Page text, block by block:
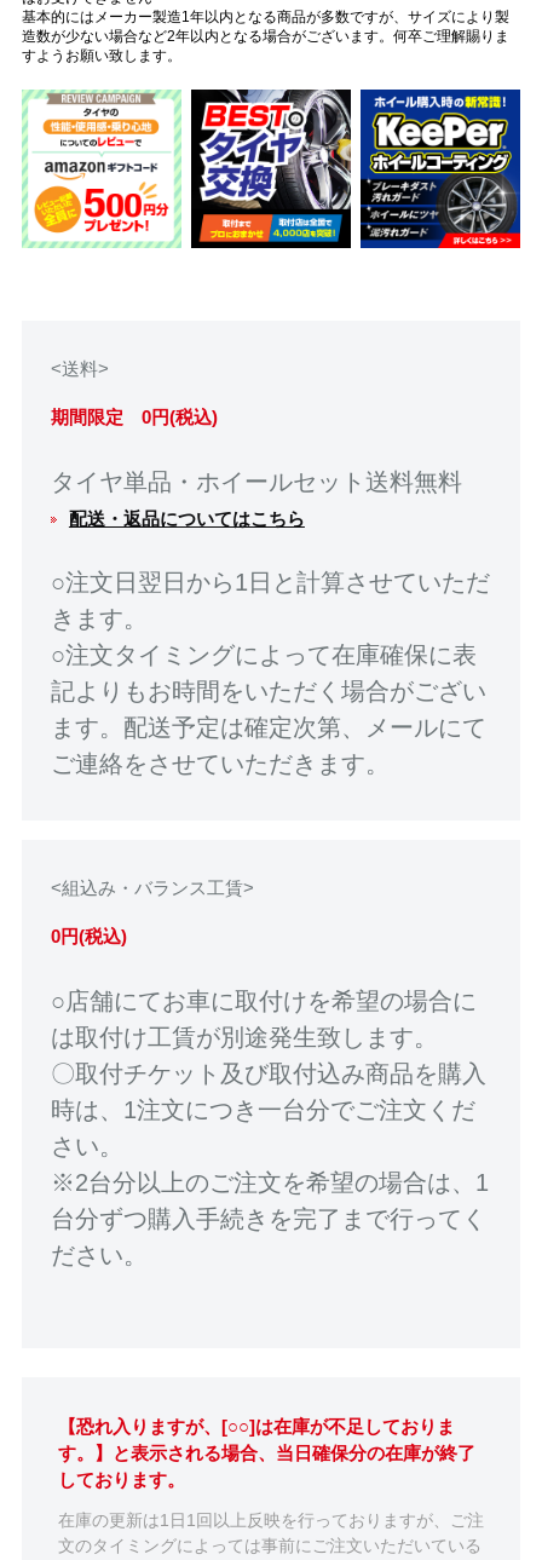
基本的にはメーカー製造1年以内となる商品が多数ですが、サイズにより製
造数が少ない場合など2年以内となる場合がございます。何卒ご理解賜りま
すようお願い致します。
<送料>
期間限定 0円(税込)
タイヤ単品・ホイールセット送料無料
配送・返品についてはこちら
○注文日翌日から1日と計算させていただ
きます。
○注文タイミングによって在庫確保に表
記よりもお時間をいただく場合がござい
ます。配送予定は確定次第、メールにて
ご連絡をさせていただきます。
<組込み・バランス工賃>
0円(税込)
○店舗にてお車に取付けを希望の場合に
は取付け工賃が別途発生致します。
〇取付チケット及び取付込み商品を購入
時は、1注文につき一台分でご注文くだ
さい。
※2台分以上のご注文を希望の場合は、1
台分ずつ購入手続きを完了まで行ってく
ださい。
【恐れ入りますが、[○○]は在庫が不足しておりま
す。】と表示される場合、当日確保分の在庫が終了
しております。
在庫の更新は1日1回以上反映を行っておりますが、ご注
文のタイミングによっては事前にご注文いただいている